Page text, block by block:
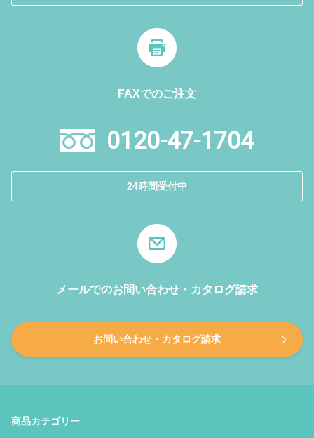
FAXでのご注文
0120-47-1704
24時間受付中
メールでのお問い合わせ・カタログ請求
お問い合わせ・カタログ請求
商品カテゴリー